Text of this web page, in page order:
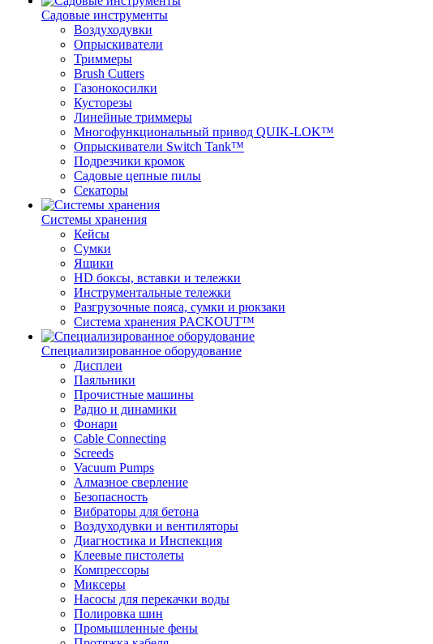
Садовые инструменты
Воздуходувки
Опрыскиватели
Триммеры
Brush Cutters
Газонокосилки
Кусторезы
Линейные триммеры
Многофункциональный привод QUIK-LOK™
Опрыскиватели Switch Tank™
Подрезчики кромок
Садовые цепные пилы
Секаторы
Системы хранения
Кейсы
Сумки
Ящики
HD боксы, вставки и тележки
Инструментальные тележки
Разгрузочные пояса, сумки и рюкзаки
Система хранения PACKOUT™
Специализированное оборудование
Дисплеи
Паяльники
Прочистные машины
Радио и динамики
Фонари
Cable Connecting
Screeds
Vacuum Pumps
Алмазное сверление
Безопасность
Вибраторы для бетона
Воздуходувки и вентиляторы
Диагностика и Инспекция
Клеевые пистолеты
Компрессоры
Миксеры
Насосы для перекачки воды
Полировка шин
Промышленные фены